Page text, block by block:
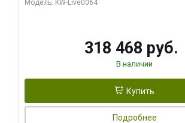
Модель: KW-Live0064
318 468 руб.
В наличии
Купить
Подробнее